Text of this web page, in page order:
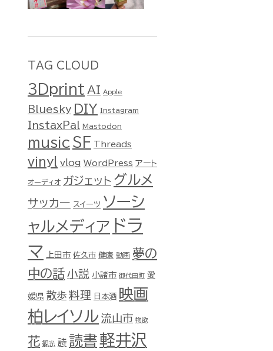
TAG CLOUD
3Dprint AI Apple
Bluesky DIY Instagram
InstaxPal Mastodon
music SF Threads
vinyl vlog WordPress アート
オーディオ ガジェット グルメ
サッカー スイーツ ソーシ
ャルメディア ドラ
マ
上田市 佐久市 健康 動画 夢の
中の話 小説 小諸市 御代田町 愛
媛県 散歩 料理 日本酒 映画
柏レイソル 流山市 物欲
花 観光 詩 読書軽井沢